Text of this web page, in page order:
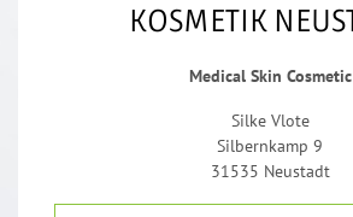
KOSMETIK
Medical Skin Cosmetic
Silke Vlote
Silbernkamp 9
31535 Neustadt